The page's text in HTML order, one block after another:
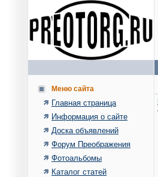
Меню сайта
Главная страница
Информация о сайте
Доска объявлений
Форум Преображения
Фотоальбомы
Каталог статей